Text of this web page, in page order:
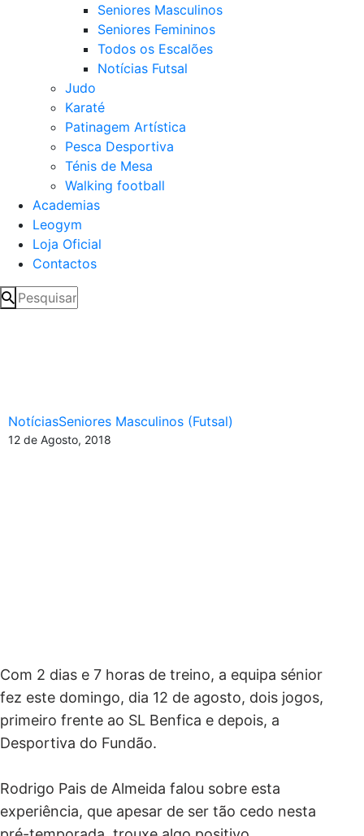
Seniores Masculinos
Seniores Femininos
Todos os Escalões
Notícias Futsal
Judo
Karaté
Patinagem Artística
Pesca Desportiva
Ténis de Mesa
Walking football
Academias
Leogym
Loja Oficial
Contactos
NotíciasSeniores Masculinos (Futsal)
12 de Agosto, 2018
Com 2 dias e 7 horas de treino, a equipa sénior
fez este domingo, dia 12 de agosto, dois jogos,
primeiro frente ao SL Benfica e depois, a
Desportiva do Fundão.
Rodrigo Pais de Almeida falou sobre esta
experiência, que apesar de ser tão cedo nesta